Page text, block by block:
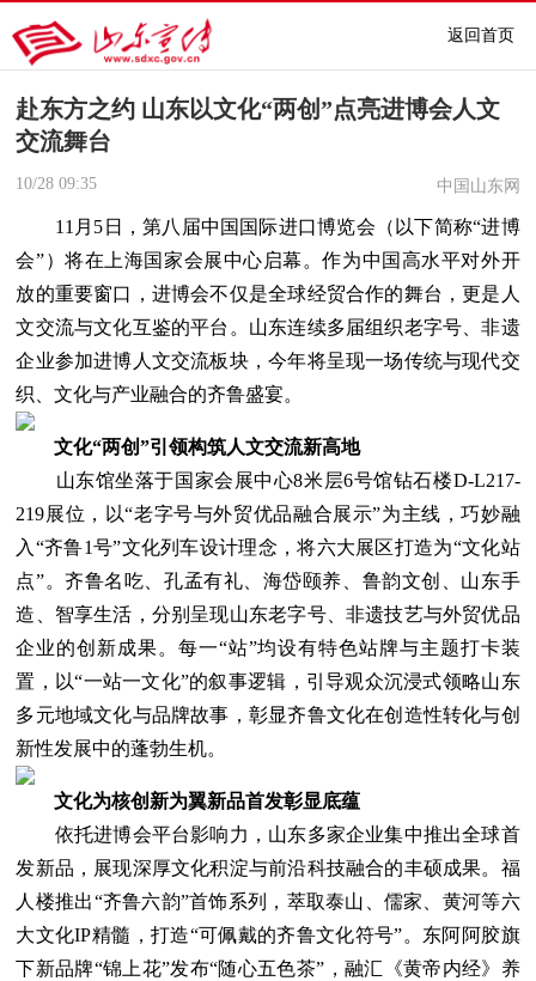
返回首页
赴东方之约 山东以文化“两创”点亮进博会人文
交流舞台
10/28 09:35 中国山东网
11月5日，第八届中国国际进口博览会（以下简称“进博
会”）将在上海国家会展中心启幕。作为中国高水平对外开
放的重要窗口，进博会不仅是全球经贸合作的舞台，更是人
文交流与文化互鉴的平台。山东连续多届组织老字号、非遗
企业参加进博人文交流板块，今年将呈现一场传统与现代交
织、文化与产业融合的齐鲁盛宴。
文化“两创”引领构筑人文交流新高地
山东馆坐落于国家会展中心8米层6号馆钻石楼D-L217-
219展位，以“老字号与外贸优品融合展示”为主线，巧妙融
入“齐鲁1号”文化列车设计理念，将六大展区打造为“文化站
点”。齐鲁名吃、孔孟有礼、海岱颐养、鲁韵文创、山东手
造、智享生活，分别呈现山东老字号、非遗技艺与外贸优品
企业的创新成果。每一“站”均设有特色站牌与主题打卡装
置，以“一站一文化”的叙事逻辑，引导观众沉浸式领略山东
多元地域文化与品牌故事，彰显齐鲁文化在创造性转化与创
新性发展中的蓬勃生机。
文化为核创新为翼新品首发彰显底蕴
依托进博会平台影响力，山东多家企业集中推出全球首
发新品，展现深厚文化积淀与前沿科技融合的丰硕成果。福
人楼推出“齐鲁六韵”首饰系列，萃取泰山、儒家、黄河等六
大文化IP精髓，打造“可佩戴的齐鲁文化符号”。东阿阿胶旗
下新品牌“锦上花”发布“随心五色茶”，融汇《黄帝内经》养